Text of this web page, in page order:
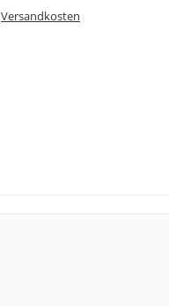
Versandkosten